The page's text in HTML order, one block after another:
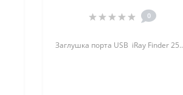
0
Заглушка порта USB iRay Finder 25..